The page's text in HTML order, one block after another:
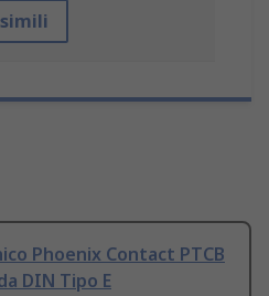
Phoenix Contact PTCB
DIN Tipo E